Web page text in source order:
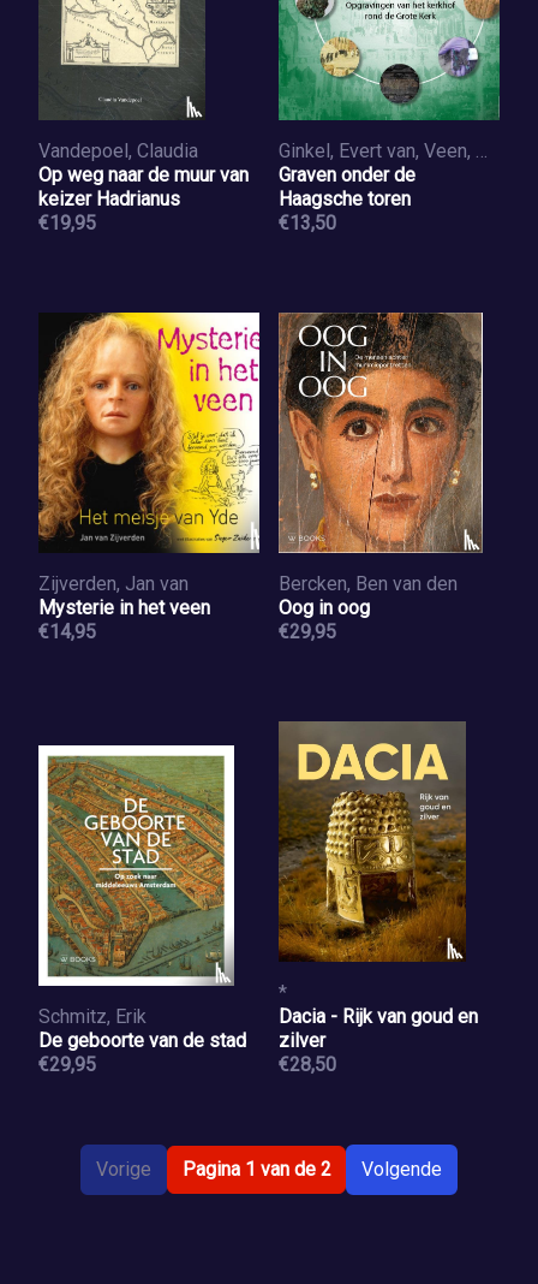
Vandepoel, Claudia
Op weg naar de muur van
keizer Hadrianus
€19,95
Ginkel, Evert van, Veen, Monique van, Pavlović, Andjelko
Graven onder de
Haagsche toren
€13,50
Zijverden, Jan van
Mysterie in het veen
€14,95
Bercken, Ben van den
Oog in oog
€29,95
Schmitz, Erik
De geboorte van de stad
€29,95
*
Dacia - Rijk van goud en
zilver
€28,50
Vorige Pagina 1 van de 2 Volgende